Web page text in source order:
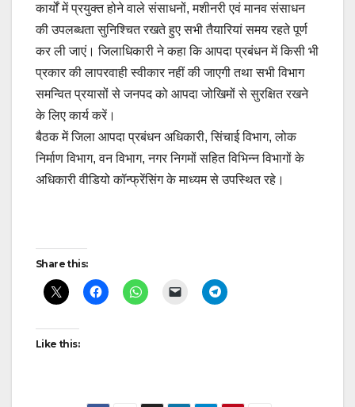
कार्यों में प्रयुक्त होने वाले संसाधनों, मशीनरी एवं मानव संसाधन
की उपलब्धता सुनिश्चित रखते हुए सभी तैयारियां समय रहते पूर्ण
कर ली जाएं। जिलाधिकारी ने कहा कि आपदा प्रबंधन में किसी भी
प्रकार की लापरवाही स्वीकार नहीं की जाएगी तथा सभी विभाग
समन्वित प्रयासों से जनपद को आपदा जोखिमों से सुरक्षित रखने
के लिए कार्य करें।
बैठक में जिला आपदा प्रबंधन अधिकारी, सिंचाई विभाग, लोक
निर्माण विभाग, वन विभाग, नगर निगमों सहित विभिन्न विभागों के
अधिकारी वीडियो कॉन्फ्रेंसिंग के माध्यम से उपस्थित रहे।
Post
navigation
Share this:
Like this: